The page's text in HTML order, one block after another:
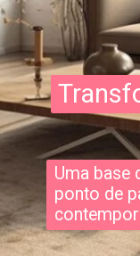
Uma base
ponto de